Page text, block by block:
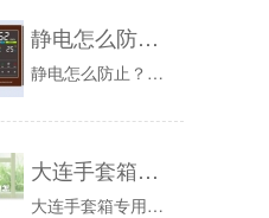
静电怎么防止？加湿器让你高枕无忧
静电怎么防止？加湿器让你高枕无忧新闻资讯众所周知，伴随着每年秋冬干燥季节的到来，静电成了全国各地很多工厂或企业都为之困扰的一个问题；提到静电...
大连手套箱专用除湿机怎么用
大连手套箱专用除湿机怎么用WadKvh4二。壹、真际上，湿度、远多少年来，如仓储止业以制止物品在生产，产业除湿机的应用范畴越来越广，食品业等...